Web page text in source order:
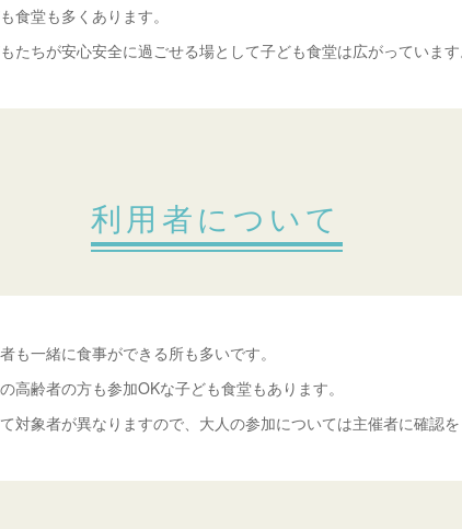
食堂も多くあります。
たちが安心安全に過ごせる場として子ども食堂は広がっています
利用者について
も一緒に食事ができる所も多いです。
高齢者の方も参加OKな子ども食堂もあります。
対象者が異なりますので、大人の参加については主催者に確認を